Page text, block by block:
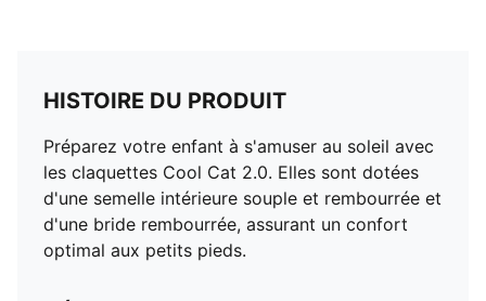
HISTOIRE DU PRODUIT
Préparez votre enfant à s'amuser au soleil avec
les claquettes Cool Cat 2.0. Elles sont dotées
d'une semelle intérieure souple et rembourrée et
d'une bride rembourrée, assurant un confort
optimal aux petits pieds.